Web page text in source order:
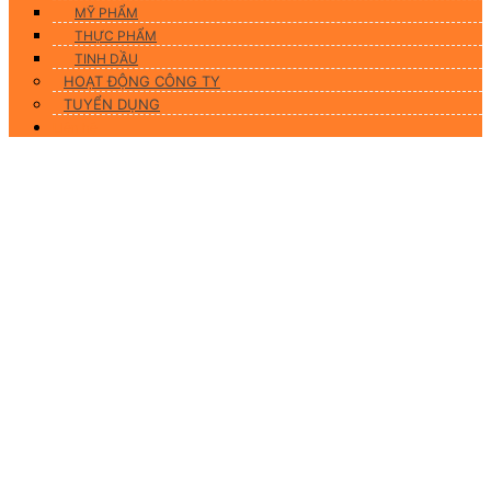
MỸ PHẨM
THỰC PHẨM
TINH DẦU
HOẠT ĐỘNG CÔNG TY
TUYỂN DỤNG